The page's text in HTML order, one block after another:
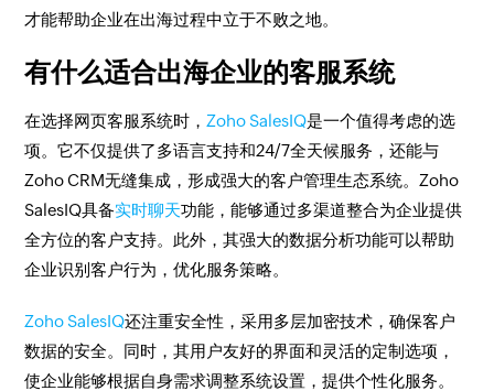
才能帮助企业在出海过程中立于不败之地。
有什么适合出海企业的客服系统
在选择网页客服系统时， Zoho SalesIQ是一个值得考虑的选
项。它不仅提供了多语言支持和24/7全天候服务，还能与
Zoho CRM无缝集成，形成强大的客户管理生态系统。Zoho
SalesIQ具备实时聊天功能，能够通过多渠道整合为企业提供
全方位的客户支持。此外，其强大的数据分析功能可以帮助
企业识别客户行为，优化服务策略。
Zoho SalesIQ还注重安全性，采用多层加密技术，确保客户
数据的安全。同时，其用户友好的界面和灵活的定制选项，
使企业能够根据自身需求调整系统设置，提供个性化服务。